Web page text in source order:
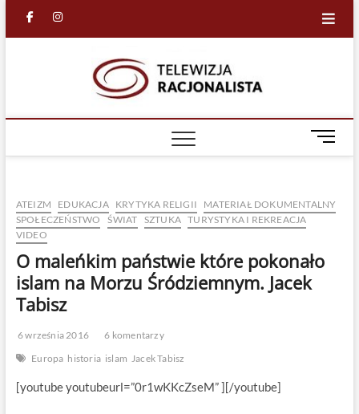
facebook
in
M
e
B
t
ATEIZM EDUKACJA KRYTYKA RELIGII
MATERIAŁ DOKUMENTALNY
SPOŁECZEŃSTWO
ŚWIAT SZTUKA TURYSTYKA I REKREACJA
VIDEO
O maleńkim państwie które pokonało
islam na Morzu Śródziemnym. Jacek
Tabisz
6 września 2016
6 komentarzy
Europa historia islam Jacek Tabisz
[youtube youtubeurl=”0r1wKKcZseM” ][/youtube]